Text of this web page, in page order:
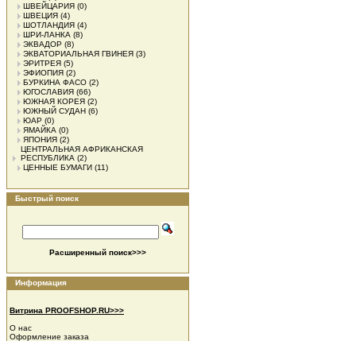
ШВЕЙЦАРИЯ (0)
ШВЕЦИЯ (4)
ШОТЛАНДИЯ (4)
ШРИ-ЛАНКА (8)
ЭКВАДОР (8)
ЭКВАТОРИАЛЬНАЯ ГВИНЕЯ (3)
ЭРИТРЕЯ (5)
ЭФИОПИЯ (2)
БУРКИНА ФАСО (2)
ЮГОСЛАВИЯ (66)
ЮЖНАЯ КОРЕЯ (2)
ЮЖНЫЙ СУДАН (6)
ЮАР (0)
ЯМАЙКА (0)
ЯПОНИЯ (2)
ЦЕНТРАЛЬНАЯ АФРИКАНСКАЯ
РЕСПУБЛИКА (2)
ЦЕННЫЕ БУМАГИ (11)
Быстрый поиск
Расширенный поиск>>>
Информация
Витрина PROOFSHOP.RU>>>
О нас
Оформление заказа